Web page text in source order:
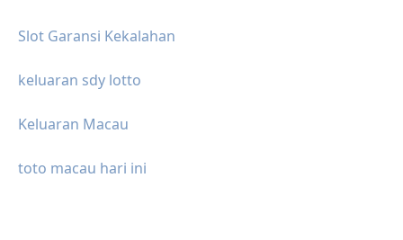
Slot Garansi Kekalahan
keluaran sdy lotto
Keluaran Macau
toto macau hari ini